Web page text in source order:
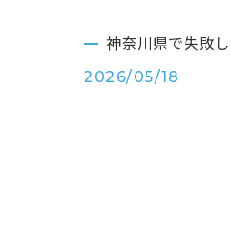
神奈川県で失敗
2026/05/18